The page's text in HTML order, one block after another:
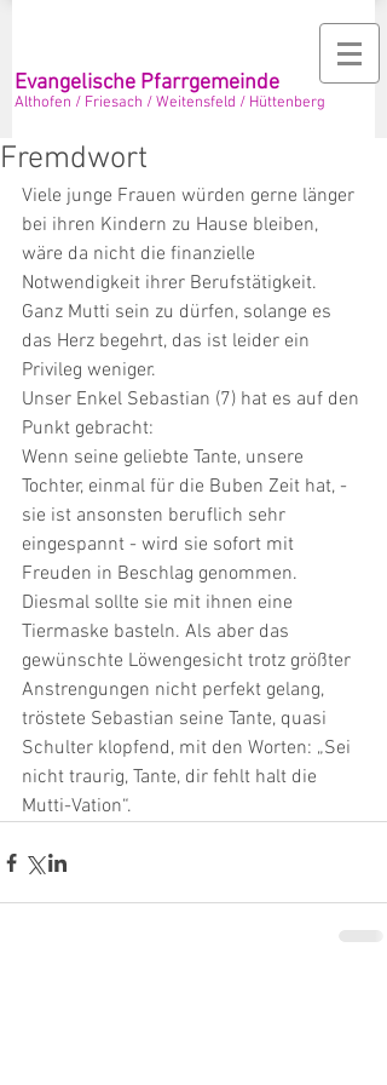
Evangelische Pfarrgemeinde
Althofen / Friesach / Weitensfeld / Hüttenberg
Fremdwort
Viele junge Frauen würden gerne länger
bei ihren Kindern zu Hause bleiben,
wäre da nicht die finanzielle
Notwendigkeit ihrer Berufstätigkeit.
Ganz Mutti sein zu dürfen, solange es
das Herz begehrt, das ist leider ein
Privileg weniger.
Unser Enkel Sebastian (7) hat es auf den
Punkt gebracht:
Wenn seine geliebte Tante, unsere
Tochter, einmal für die Buben Zeit hat, -
sie ist ansonsten beruflich sehr
eingespannt - wird sie sofort mit
Freuden in Beschlag genommen.
Diesmal sollte sie mit ihnen eine
Tiermaske basteln. Als aber das
gewünschte Löwengesicht trotz größter
Anstrengungen nicht perfekt gelang,
tröstete Sebastian seine Tante, quasi
Schulter klopfend, mit den Worten: „Sei
nicht traurig, Tante, dir fehlt halt die
Mutti-Vation“.